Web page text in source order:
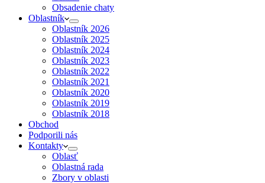
Obsadenie chaty
Oblastník
Oblastník 2026
Oblastník 2025
Oblastník 2024
Oblastník 2023
Oblastník 2022
Oblastník 2021
Oblastník 2020
Oblastník 2019
Oblastník 2018
Obchod
Podporili nás
Kontakty
Oblasť
Oblastná rada
Zbory v oblasti